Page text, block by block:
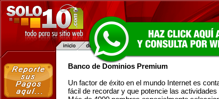
Banco de Dominios Premium
Un factor de éxito en el mundo Internet es
fácil de recordar y que potencie las